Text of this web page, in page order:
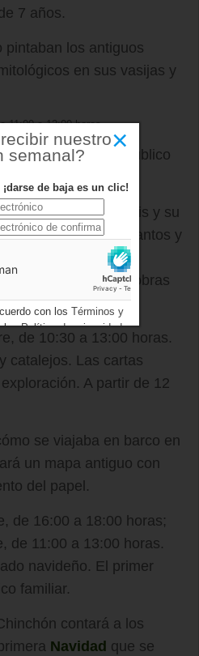
7 años.
pintaban los antiguos
en sus vasijas y
11:00 a 12:00 horas.
de D. Luis. Público
compañía de D. Luis y su
diferentes cantos y
cómo se han
en las diferentes obras
de 10:30 a 13:00 horas.
catalejos. Las cartas
A partir de 12
se viajaba en barco en
un mapa antiguo con
del papel.
de 16:00 a 18:00 horas;
de 11:00 a 13:00 horas.
navideño. El primer
familiar.
contará a los
Navidad que se
×
nuestro
semanal?
de baja es un clic!
con los Términos y
losPolítica de privacidad